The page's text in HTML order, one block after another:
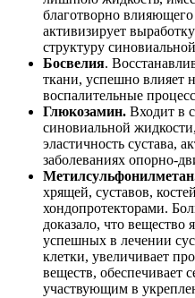
благотворно
активизирует
структуру
Босвелия.
ткани, успешно влияет
воспалительные
Глюкозамин. Входит в
синовиальной
эластичность сустава,
заболеваниях опорно-
хрящей, суставов,
хондопротекторами.
доказало, что вещество
успешных в лечении
клетки, увеличивает
веществ, обеспечивает
участвующим в